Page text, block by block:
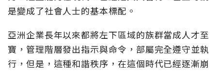
是變成了社會人士的基本標配。
亞洲企業長年以來都將左下區域的族群當成人才至
寶，管理階層發出指示與命令，部屬完全遵守並執
行，但是，這種和諧秩序，在這個時代已經逐漸崩